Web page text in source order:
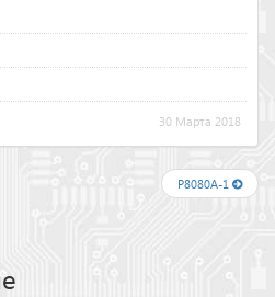
30 Марта 2018
P8080A-1